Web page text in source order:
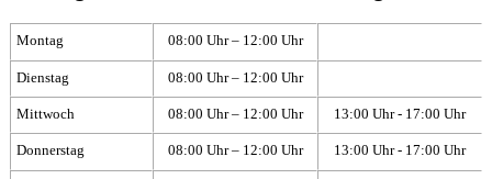
Montag 08:00 Uhr – 12:00 Uhr
Dienstag 08:00 Uhr – 12:00 Uhr
Mittwoch 08:00 Uhr – 12:00 Uhr 13:00 Uhr - 17:00 Uhr
Donnerstag 08:00 Uhr – 12:00 Uhr 13:00 Uhr - 17:00 Uhr